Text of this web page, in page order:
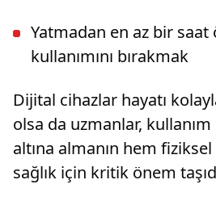
Yatmadan en az bir saat
kullanımını bırakmak
Dijital cihazlar hayatı
olsa da uzmanlar,
altına almanın hem
sağlık için kritik önem